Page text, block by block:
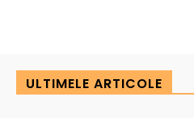
ULTIMELE ARTICOLE